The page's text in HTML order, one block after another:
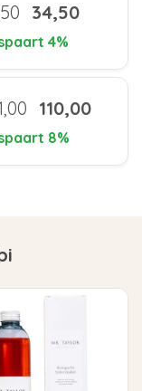
34,50
4%
110,00
8%